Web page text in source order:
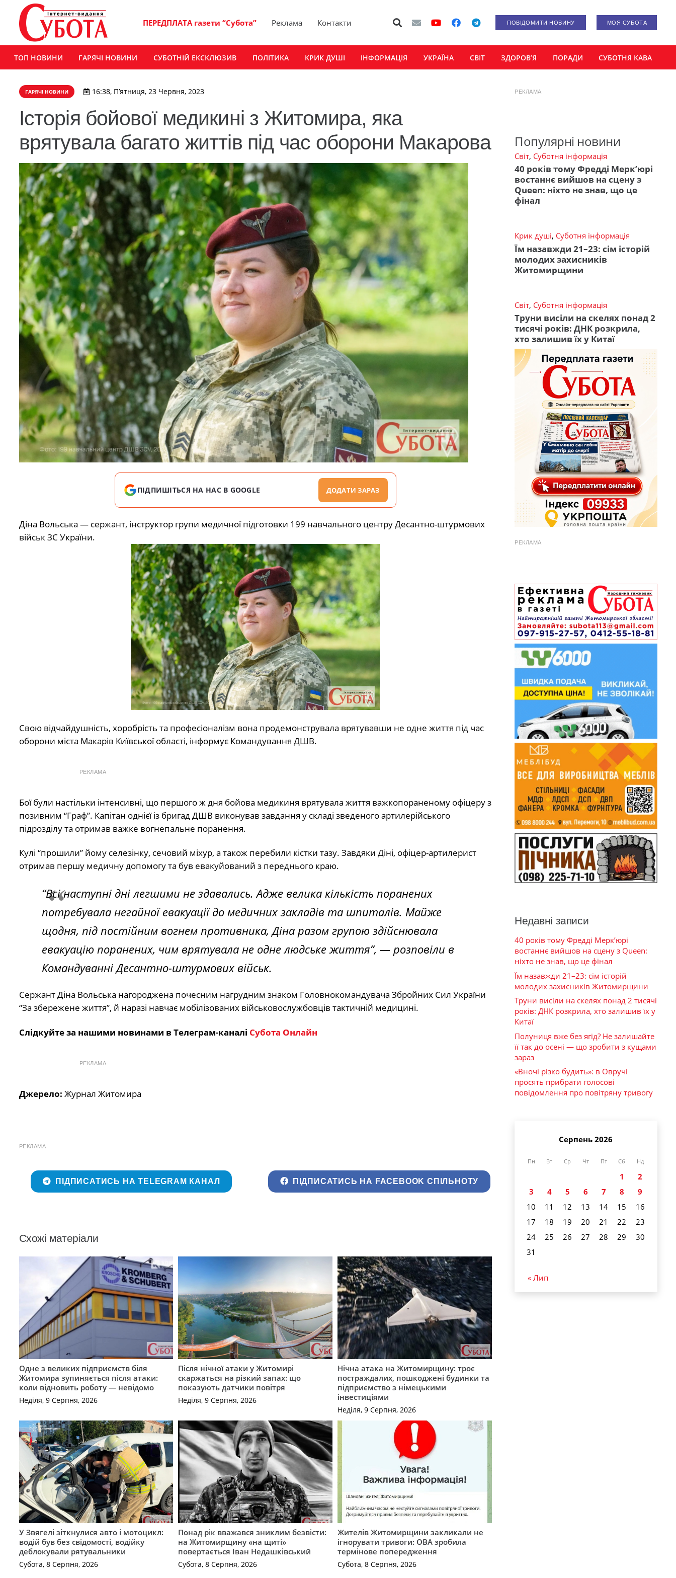
ПЕРЕДПЛАТА газети “Субота” Реклама Контакти ПОВІДОМИТИ НОВИНУ МОЯ СУБОТА
ТОП НОВИНИ ГАРЯЧІ НОВИНИ СУБОТНІЙ ЕКСКЛЮЗИВ ПОЛІТИКА КРИК ДУШІ ІНФОРМАЦІЯ УКРАЇНА СВІТ ЗДОРОВ’Я ПОРАДИ СУБОТНЯ КАВА
ГАРЯЧІ НОВИНИ 16:38, П’ятниця, 23 Червня, 2023
Історія бойової медикині з Житомира, яка
врятувала багато життів під час оборони Макарова
ПІДПИШІТЬСЯ НА НАС В GOOGLE ДОДАТИ ЗАРАЗ
Діна Вольська — сержант, інструктор групи медичної підготовки 199 навчального центру Десантно-штурмових
військ ЗС України.
Свою відчайдушність, хоробрість та професіоналізм вона продемонструвала врятувавши не одне життя під час
оборони міста Макарів Київської області, інформує Командування ДШВ.
РЕКЛАМА
Бої були настільки інтенсивні, що першого ж дня бойова медикиня врятувала життя важкопораненому офіцеру з
позивним “Граф”. Капітан однієї із бригад ДШВ виконував завдання у складі зведеного артилерійського
підрозділу та отримав важке вогнепальне поранення.
Кулі “прошили” йому селезінку, сечовий міхур, а також перебили кістки тазу. Завдяки Діні, офіцер-артилерист
отримав першу медичну допомогу та був евакуйований з переднього краю.
“Всі наступні дні легшими не здавались. Адже велика кількість поранених
потребувала негайної евакуації до медичних закладів та шпиталів. Майже
щодня, під постійним вогнем противника, Діна разом групою здійснювала
евакуацію поранених, чим врятувала не одне людське життя”, — розповіли в
Командуванні Десантно-штурмових військ.
Сержант Діна Вольська нагороджена почесним нагрудним знаком Головнокомандувача Збройних Сил України
“За збережене життя”, й наразі навчає мобілізованих військовослужбовців тактичній медицині.
Слідкуйте за нашими новинами в Телеграм-каналі Субота Онлайн
РЕКЛАМА
Джерело: Журнал Житомира
РЕКЛАМА
ПІДПИСАТИСЬ НА TELEGRAM КАНАЛ ПІДПИСАТИСЬ НА FACEBOOK СПІЛЬНОТУ
Схожі матеріали
Одне з великих підприємств біля
Житомира зупиняється після атаки:
коли відновить роботу — невідомо
Неділя, 9 Серпня, 2026
Після нічної атаки у Житомирі
скаржаться на різкий запах: що
показують датчики повітря
Неділя, 9 Серпня, 2026
Нічна атака на Житомирщину: троє
постраждалих, пошкоджені будинки та
підприємство з німецькими
інвестиціями
Неділя, 9 Серпня, 2026
У Звягелі зіткнулися авто і мотоцикл:
водій був без свідомості, водійку
деблокували рятувальники
Субота, 8 Серпня, 2026
Понад рік вважався зниклим безвісти:
на Житомирщину «на щиті»
повертається Іван Недашківський
Субота, 8 Серпня, 2026
Жителів Житомирщини закликали не
ігнорувати тривоги: ОВА зробила
термінове попередження
Субота, 8 Серпня, 2026
РЕКЛАМА
Популярні новини
Світ, Суботня інформація
40 років тому Фредді Мерк’юрі
востаннє вийшов на сцену з
Queen: ніхто не знав, що це
фінал
Крик душі, Суботня інформація
Їм назавжди 21–23: сім історій
молодих захисників
Житомирщини
Світ, Суботня інформація
Труни висіли на скелях понад 2
тисячі років: ДНК розкрила,
хто залишив їх у Китаї
РЕКЛАМА
Недавні записи
40 років тому Фредді Мерк’юрі
востаннє вийшов на сцену з Queen:
ніхто не знав, що це фінал
Їм назавжди 21–23: сім історій
молодих захисників Житомирщини
Труни висіли на скелях понад 2 тисячі
років: ДНК розкрила, хто залишив їх у
Китаї
Полуниця вже без ягід? Не залишайте
її так до осені — що зробити з кущами
зараз
«Вночі різко будить»: в Овручі
просять прибрати голосові
повідомлення про повітряну тривогу
Серпень 2026
Пн Вт Ср Чт Пт Сб Нд
1
2
3
4 5 6 7 8
9
10
11 12 13 14 15
16
17
18 19 20 21 22
23
24
25 26 27 28 29
30
31
« Лип